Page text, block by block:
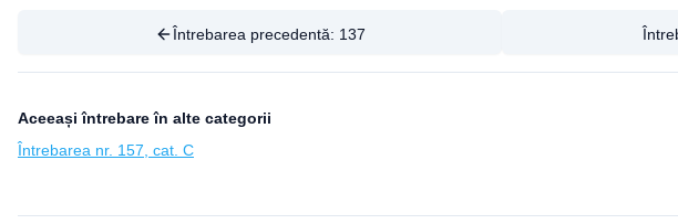
Întrebarea precedentă: 137
Aceeași întrebare în alte categorii
Întrebarea nr. 157, cat. C